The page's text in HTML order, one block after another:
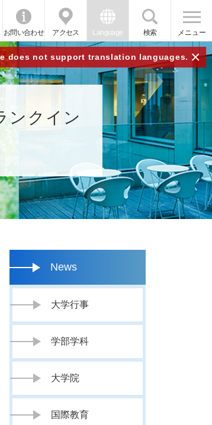
お問い合わせ アクセス Language 検索 メニュー
does not support translation languages. ×
ンクイン
News
大学行事
学部学科
大学院
国際教育